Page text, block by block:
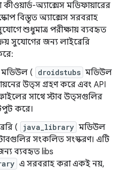
অ্যাক্সেস মডিফায়ারের
বিস্তৃত অ্যাক্সেস সরবরাহ
শুধুমাত্র পরীক্ষায় ব্যবহৃত
সুযোগের জন্য লাইব্রেরি
মডিউল (
droidstubs মডিউল
উত্স গ্রহণ করে এবং API
সাথে স্টাব উত্সগুলির
করে।
(
java_library মডিউল
সংকলিত সংস্করণ। এটি
ব্যবহৃত libs
এ সরবরাহ করা একই নয়,